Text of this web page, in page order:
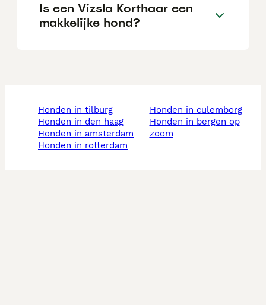
Is een Vizsla Korthaar een
makkelijke hond?
honden in tilburg
honden in den haag
honden in amsterdam
honden in rotterdam
honden in culemborg
honden in bergen op
zoom